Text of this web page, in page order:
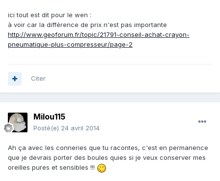
ici tout est dit pour le wen :
à voir car la différence de prix n'est pas importante
http://www.geoforum.fr/topic/21791-conseil-achat-crayon-
pneumatique-plus-compresseur/page-2
Citer
Milou115
Posté(e) 24 avril 2014
Ah ça avec les conneries que tu racontes, c'est en permanence
que je devrais porter des boules quies si je veux conserver mes
oreilles pures et sensibles !!!